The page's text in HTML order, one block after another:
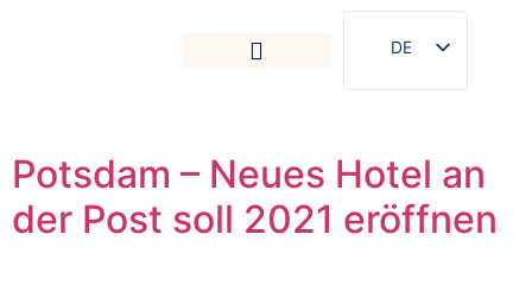
DE
EN
Potsdam – Neues Hotel an
der Post soll 2021 eröffnen